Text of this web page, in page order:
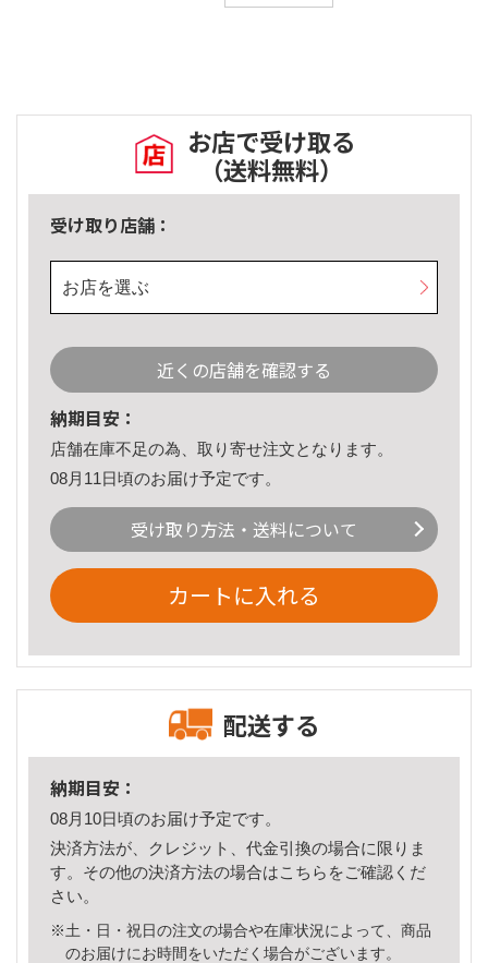
お店で受け取る
（送料無料）
受け取り店舗：
お店を選ぶ
近くの店舗を確認する
納期目安：
店舗在庫不足の為、取り寄せ注文となります。
08月11日頃のお届け予定です。
受け取り方法・送料について
カートに入れる
配送する
納期目安：
08月10日頃のお届け予定です。
決済方法が、クレジット、代金引換の場合に限りま
す。その他の決済方法の場合はこちら をご確認くだ
さい。
※土・日・祝日の注文の場合や在庫状況によって、商品
のお届けにお時間をいただく場合がございます。